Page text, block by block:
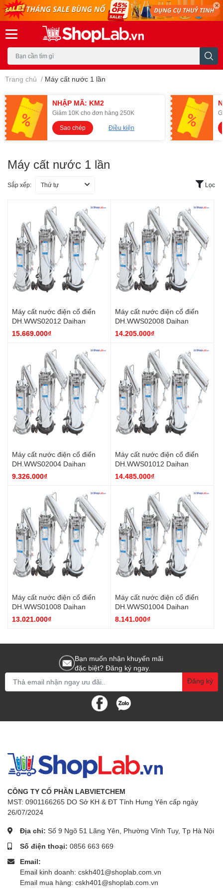
Trang chủ / Máy cất nước 1 lần
NHẬP MÃ: KM2
Giảm 10K cho đơn hàng 250K
Sao chép
Điều kiện
Máy cất nước 1 lần
Sắp xếp: Thứ tự Lọc
Máy cất nước điện cổ điển
DH.WWS02012 Daihan
15.669.000₫
Máy cất nước điện cổ điển
DH.WWS02008 Daihan
14.205.000₫
Máy cất nước điện cổ điển
DH.WWS02004 Daihan
9.326.000₫
Máy cất nước điện cổ điển
DH.WWS01012 Daihan
14.485.000₫
Máy cất nước điện cổ điển
DH.WWS01008 Daihan
13.021.000₫
Máy cất nước điện cổ điển
DH.WWS01004 Daihan
8.141.000₫
Bạn muốn nhận khuyến mãi
đặc biệt? Đăng ký ngay.
Đăng ký
CÔNG TY CỔ PHẦN LABVIETCHEM
MST: 0901166265 DO Sở KH & ĐT Tỉnh Hưng Yên cấp ngày
26/07/2024
Địa chỉ: Số 9 Ngõ 51 Lãng Yên, Phường Vĩnh Tuy, Tp Hà Nội
Số điện thoại: 0856 663 669
Email:
Email kinh doanh: cskh401@shoplab.com.vn
Email mua hàng: cskh401@shoplab.com.vn